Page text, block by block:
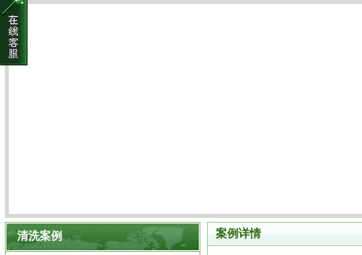
清洗案例 案例详情